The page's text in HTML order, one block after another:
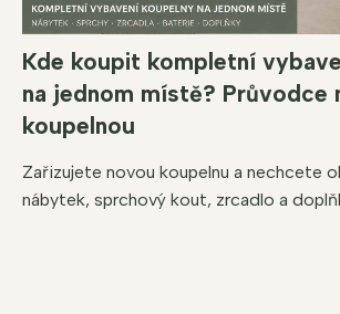
Kde koupit kompletní
na jednom místě? Průvodce
koupelnou
Zařizujete novou koupelnu a nechcete
nábytek, sprchový kout, zrcadlo a